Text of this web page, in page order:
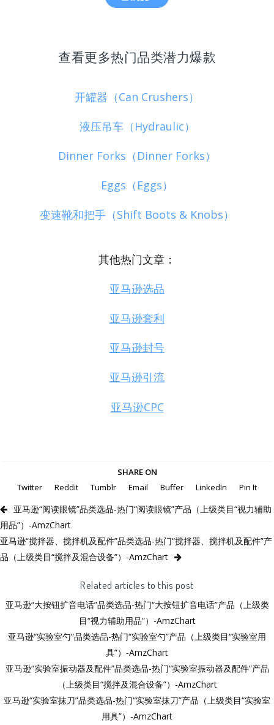
查看更多热门品类潜力爆款
开罐器（Can Crushers）
液压吊车（Hydraulic）
Dinner Forks（Dinner Forks）
Eggs（Eggs）
变速靴和把手（Shift Boots & Knobs）
其他热门文章：
亚马逊选品
亚马逊套利
亚马逊封号
亚马逊引流
亚马逊CPC
SHARE ON
Twitter
Reddit Tumblr Email Buffer LinkedIn Pin It
亚马逊“阅读眼镜”品类选品-热门“阅读眼镜”产品（上级类目“视力辅助
用品”）-AmzChart
亚马逊“搅拌器、搅拌机及配件”品类选品-热门“搅拌器、搅拌机及配件”产
品（上级类目“搅拌及混合设备”）-AmzChart
Related articles to this post
亚马逊“大按钮扩音电话”品类选品-热门“大按钮扩音电话”产品（上级类
目“视力辅助用品”）-AmzChart
亚马逊“实验室勺”品类选品-热门“实验室勺”产品（上级类目“实验室用
具”）-AmzChart
亚马逊“实验室振动器及配件”品类选品-热门“实验室振动器及配件”产品
（上级类目“搅拌及混合设备”）-AmzChart
亚马逊“实验室抹刀”品类选品-热门“实验室抹刀”产品（上级类目“实验室
用具”）-AmzChart